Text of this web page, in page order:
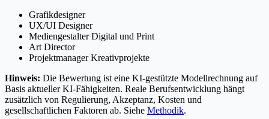
Grafikdesigner
UX/UI Designer
Mediengestalter Digital und Print
Art Director
Projektmanager Kreativprojekte
Hinweis: Die Bewertung ist eine KI-gestützte Modellrechnung auf
Basis aktueller KI-Fähigkeiten. Reale Berufsentwicklung hängt
zusätzlich von Regulierung, Akzeptanz, Kosten und
gesellschaftlichen Faktoren ab. Siehe Methodik.